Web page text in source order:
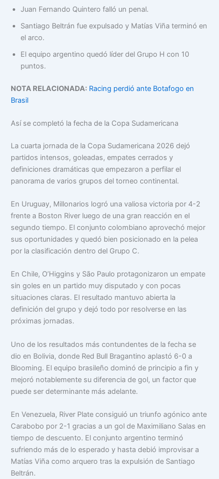
Juan Fernando Quintero falló un penal.
Santiago Beltrán fue expulsado y Matías Viña terminó en
el arco.
El equipo argentino quedó líder del Grupo H con 10
puntos.
NOTA RELACIONADA: Racing perdió ante Botafogo en
Brasil
Así se completó la fecha de la Copa Sudamericana
La cuarta jornada de la Copa Sudamericana 2026 dejó
partidos intensos, goleadas, empates cerrados y
definiciones dramáticas que empezaron a perfilar el
panorama de varios grupos del torneo continental.
En Uruguay, Millonarios logró una valiosa victoria por 4-2
frente a Boston River luego de una gran reacción en el
segundo tiempo. El conjunto colombiano aprovechó mejor
sus oportunidades y quedó bien posicionado en la pelea
por la clasificación dentro del Grupo C.
En Chile, O’Higgins y São Paulo protagonizaron un empate
sin goles en un partido muy disputado y con pocas
situaciones claras. El resultado mantuvo abierta la
definición del grupo y dejó todo por resolverse en las
próximas jornadas.
Uno de los resultados más contundentes de la fecha se
dio en Bolivia, donde Red Bull Bragantino aplastó 6-0 a
Blooming. El equipo brasileño dominó de principio a fin y
mejoró notablemente su diferencia de gol, un factor que
puede ser determinante más adelante.
En Venezuela, River Plate consiguió un triunfo agónico ante
Carabobo por 2-1 gracias a un gol de Maximiliano Salas en
tiempo de descuento. El conjunto argentino terminó
sufriendo más de lo esperado y hasta debió improvisar a
Matías Viña como arquero tras la expulsión de Santiago
Beltrán.